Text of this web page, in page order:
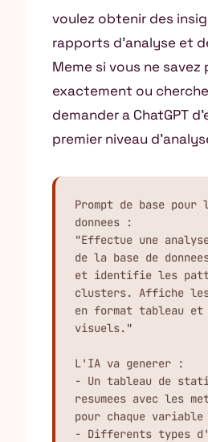
voulez obtenir des
rapports d’analyse et
Meme si vous ne savez
exactement ou
demander a ChatGPT
premier niveau
Prompt de base
donnees :
"Effectue une
de la base de
et identifie les
clusters. Affiche
en format tableau et
visuels."
L'IA va generer :
- Un tableau de
resumees avec les
pour chaque variable
- Differents types